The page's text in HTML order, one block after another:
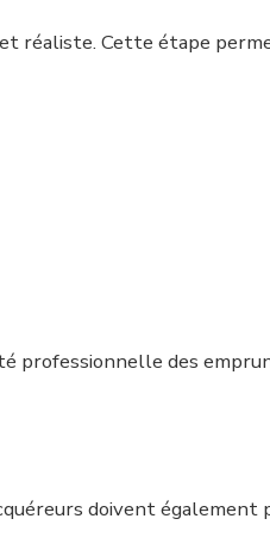
réaliste. Cette étape
professionnelle des
doivent également